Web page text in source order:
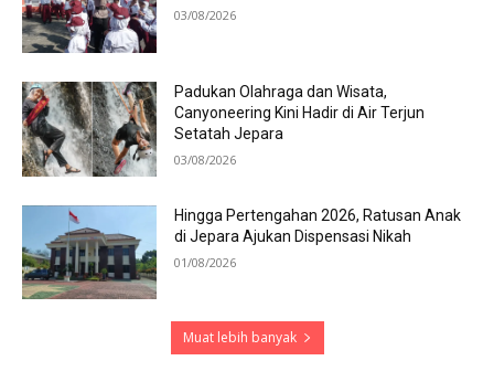
03/08/2026
Padukan Olahraga dan Wisata,
Canyoneering Kini Hadir di Air Terjun
Setatah Jepara
03/08/2026
Hingga Pertengahan 2026, Ratusan Anak
di Jepara Ajukan Dispensasi Nikah
01/08/2026
Muat lebih banyak